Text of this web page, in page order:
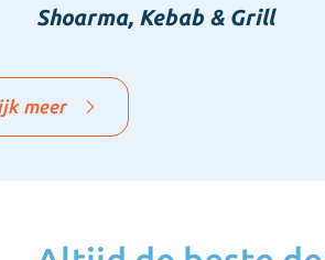
Shoarma, Kebab & Grill
meer